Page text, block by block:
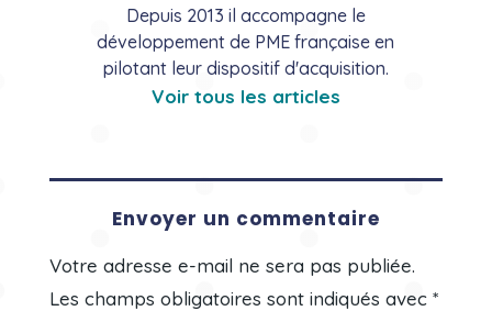
Depuis 2013 il accompagne le
développement de PME française en
pilotant leur dispositif d'acquisition.
Voir tous les articles
Envoyer un commentaire
Votre adresse e-mail ne sera pas publiée.
Les champs obligatoires sont indiqués avec *